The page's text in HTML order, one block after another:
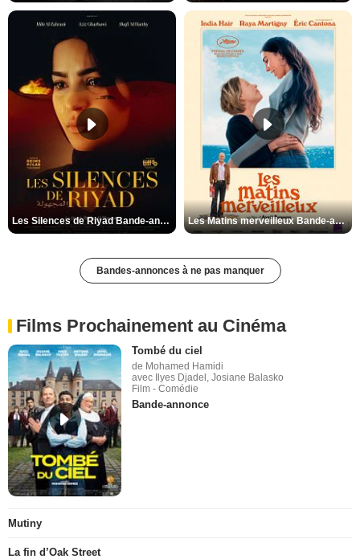
Les Silences de Riyad Bande-annonce VO STFR Les Matins merveilleux Bande-annonce VF
Bandes-annonces à ne pas manquer
Films Prochainement au Cinéma
Tombé du ciel
de Mohamed Hamidi
avec Ilyes Djadel, Josiane Balasko
Film - Comédie
Bande-annonce
Mutiny
La fin d’Oak Street